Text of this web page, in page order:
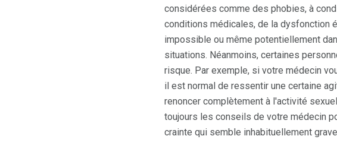
considérées comme des phobies, à
conditions médicales, de la dysfonction
impossible ou même potentiellement
situations. Néanmoins, certaines
risque. Par exemple, si votre médecin
il est normal de ressentir une certaine
renoncer complètement à l'activité
toujours les conseils de votre médecin
crainte qui semble inhabituellement